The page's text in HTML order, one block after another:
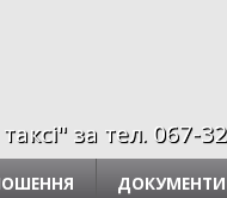
тел. 067-323-06-26
ДОКУМЕНТИ